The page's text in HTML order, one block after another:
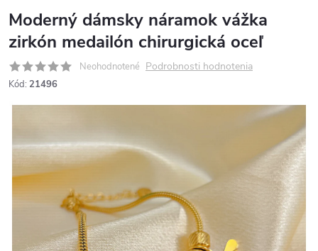
Moderný dámsky náramok vážka
zirkón medailón chirurgická oceľ
Neohodnotené Podrobnosti hodnotenia
Kód: 21496